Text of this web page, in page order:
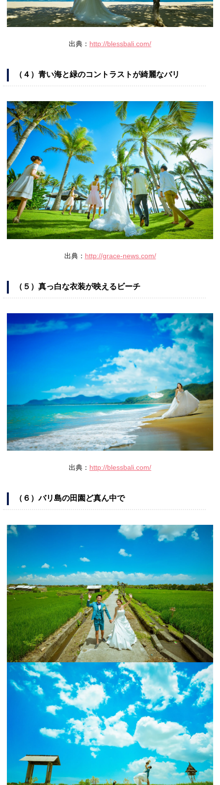
出典： http://blessbali.com/
（４）青い海と緑のコントラストが綺麗なバリ
出典： http://grace-news.com/
（５）真っ白な衣装が映えるビーチ
出典： http://blessbali.com/
（６）バリ島の田園ど真ん中で